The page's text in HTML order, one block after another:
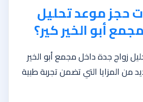
حجز موعد تحليل
أبو الخير كير؟
زواج جدة داخل مجمع أبو الخير
من المزايا التي تضمن تجربة طبية